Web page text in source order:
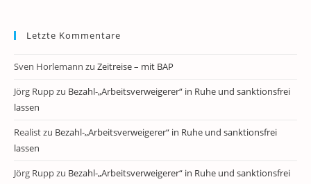
Letzte Kommentare
Sven Horlemann zu Zeitreise – mit BAP
Jörg Ruppzu Bezahl-„Arbeitsverweigerer“ in Ruhe und sanktionsfrei
lassen
Realistzu Bezahl-„Arbeitsverweigerer“ in Ruhe und sanktionsfrei
lassen
Jörg Ruppzu Bezahl-„Arbeitsverweigerer“ in Ruhe und sanktionsfrei